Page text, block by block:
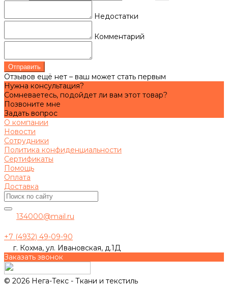
Недостатки
Комментарий
Отправить
Отзывов ещё нет – ваш может стать первым
Нужна консультация?
Сомневаетесь, подойдет ли вам этот товар?
Позвоните мне
Задать вопрос
О компании
Новости
Сотрудники
Политика конфиденциальности
Сертификаты
Помощь
Оплата
Доставка
134000@mail.ru
+7 (4932) 49-09-90
г. Кохма, ул. Ивановская, д.1Д
Заказать звонок
© 2026 Нега-Текс - Ткани и текстиль